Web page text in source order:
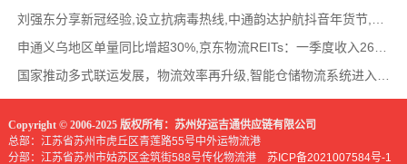
刘强东分享新冠经验,设立抗病毒热线,中通韵达护航抖音年货节,圆通再添一架新货机,官方最新
申通义乌地区单量同比增超30%,京东物流REITs：一季度收入2624万元,eBay暂停考核从中国香港寄出
国家推动多式联运发展，物流效率再升级,智能仓储物流系统进入高速发展阶段,低空物流成为物
Copyright © 2006-2025 版权所有：苏州好运吉通供应链有限公司
总部：江苏省苏州市虎丘区青莲路55号中外运物流港
分部：江苏省苏州市姑苏区金筑街588号传化物流港 苏ICP备2021007584号-1